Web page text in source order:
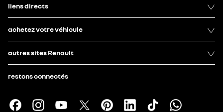
liens directs
achetez votre véhicule
autres sites Renault
restons connectés